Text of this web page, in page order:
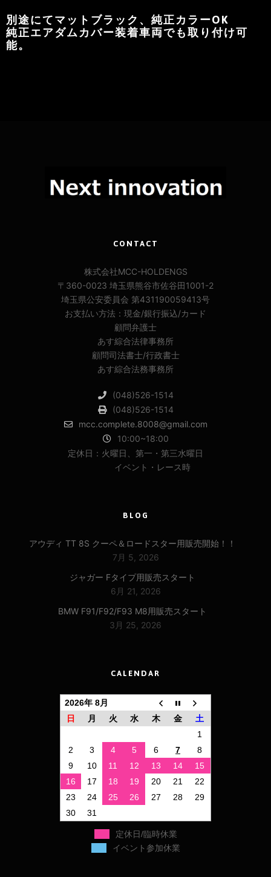
別途にてマットブラック、純正カラーOK
純正エアダムカバー装着車両でも取り付け可
能。
CONTACT
株式会社MCC-HOLDENGS
〒360-0023 埼玉県熊谷市佐谷田1001-2
埼玉県公安委員会 第431190059413号
お支払い方法：現金/銀行振込/カード
顧問弁護士
あす綜合法律事務所
顧問司法書士/行政書士
あす綜合法務事務所
(048)526-1514
(048)526-1514
mcc.complete.8008@gmail.com
10:00~18:00
定休日：火曜日、第一・第三水曜日
イベント・レース時
BLOG
アウディ TT 8S クーペ＆ロードスター用販売開始！！
7月 5, 2026
ジャガー Fタイプ用販売スタート
6月 21, 2026
BMW F91/F92/F93 M8用販売スタート
3月 25, 2026
CALENDAR
2026年 8月
日
月 火 水 木 金
土
1
2
3 4 5 6 7
8
9
10 11 12 13 14
15
16
17 18 19 20 21
22
23
24 25 26 27 28
29
30
31
定休日/臨時休業
イベント参加休業